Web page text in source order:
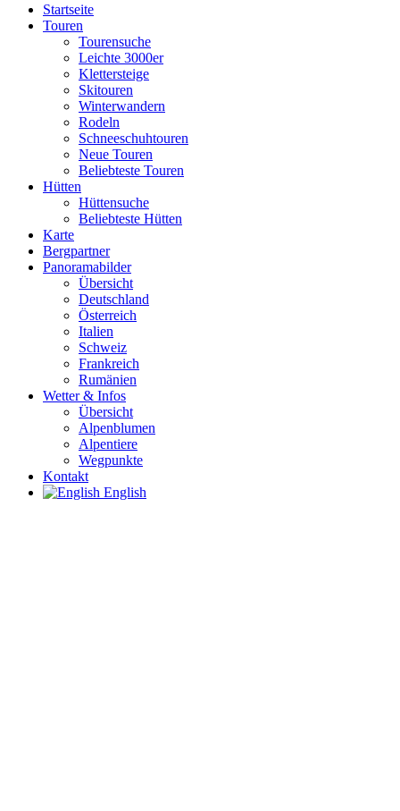
Startseite
Touren
Tourensuche
Leichte 3000er
Klettersteige
Skitouren
Winterwandern
Rodeln
Schneeschuhtouren
Neue Touren
Beliebteste Touren
Hütten
Hüttensuche
Beliebteste Hütten
Karte
Bergpartner
Panoramabilder
Übersicht
Deutschland
Österreich
Italien
Schweiz
Frankreich
Rumänien
Wetter & Infos
Übersicht
Alpenblumen
Alpentiere
Wegpunkte
Kontakt
English